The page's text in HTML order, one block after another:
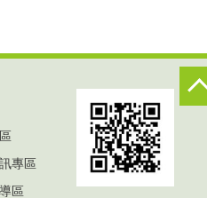
專區
區